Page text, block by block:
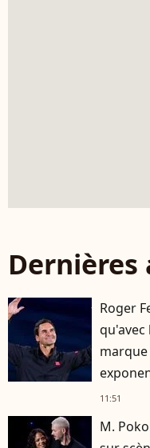
Roger
qu'avec
11:51
M.